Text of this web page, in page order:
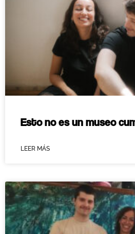
Esto no es un museo
LEER MÁS